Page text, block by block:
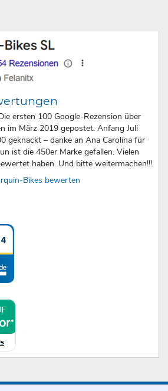
ersten 100 Google-Rezension über
im März 2019 gepostet. Anfang Juli
geknackt – danke an Ana Carolina für
ist die 450er Marke gefallen. Vielen
haben. Und bitte weitermachen!!!
Bikes bewerten